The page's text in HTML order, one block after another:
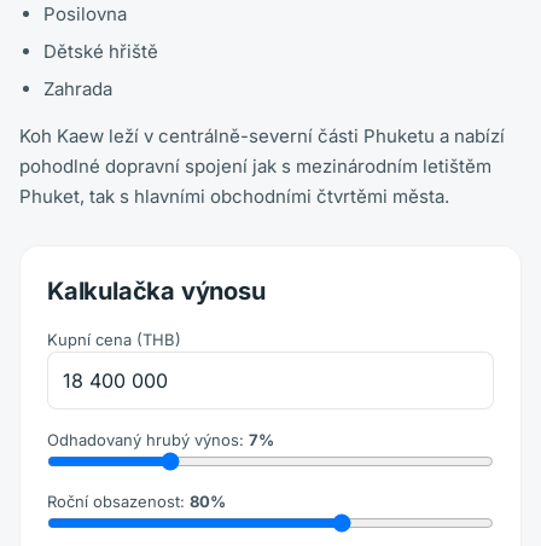
Posilovna
Dětské hřiště
Zahrada
Koh Kaew leží v centrálně-severní části Phuketu a nabízí
pohodlné dopravní spojení jak s mezinárodním letištěm
Phuket, tak s hlavními obchodními čtvrtěmi města.
Kalkulačka výnosu
Kupní cena (THB)
Odhadovaný hrubý výnos: 7%
Roční obsazenost: 80%